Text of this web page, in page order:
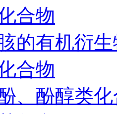
合物
的有机衍
合物
、酚醇类